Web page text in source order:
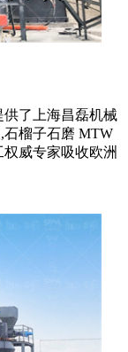
了上海昌磊机械
石榴子石磨 MTW
威专家吸收欧洲